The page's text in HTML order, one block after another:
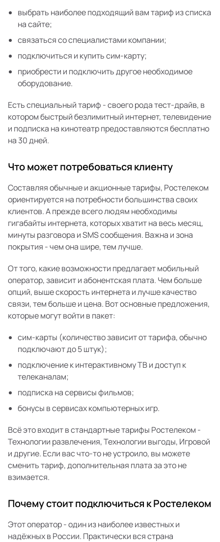
выбрать наиболее подходящий вам тариф из списка
на сайте;
связаться со специалистами компании;
подключиться и купить сим-карту;
приобрести и подключить другое необходимое
оборудование.
Есть специальный тариф - своего рода тест-драйв, в
котором быстрый безлимитный интернет, телевидение
и подписка на кинотеатр предоставляются бесплатно
на 30 дней.
Что может потребоваться клиенту
Составляя обычные и акционные тарифы, Ростелеком
ориентируется на потребности большинства своих
клиентов. А прежде всего людям необходимы
гигабайты интернета, которых хватит на весь месяц,
минуты разговора и SMS сообщения. Важна и зона
покрытия - чем она шире, тем лучше.
От того, какие возможности предлагает мобильный
оператор, зависит и абонентская плата. Чем больше
опций, выше скорость интернета и лучше качество
связи, тем больше и цена. Вот основные предложения,
которые могут войти в пакет:
сим-карты (количество зависит от тарифа, обычно
подключают до 5 штук);
подключение к интерактивному ТВ и доступ к
телеканалам;
подписка на сервисы фильмов;
бонусы в сервисах компьютерных игр.
Всё это входит в стандартные тарифы Ростелеком -
Технологии развлечения, Технологии выгоды, Игровой
и другие. Если вас что-то не устроило, вы можете
сменить тариф, дополнительная плата за это не
взимается.
Почему стоит подключиться к Ростелеком
Этот оператор - один из наиболее известных и
надёжных в России. Практически вся страна